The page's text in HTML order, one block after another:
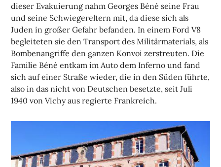
dieser Evakuierung nahm Georges Béné seine Frau
und seine Schwiegereltern mit, da diese sich als
Juden in großer Gefahr befanden. In einem Ford V8
begleiteten sie den Transport des Militärmaterials, als
Bombenangriffe den ganzen Konvoi zerstreuten. Die
Familie Béné entkam im Auto dem Inferno und fand
sich auf einer Straße wieder, die in den Süden führte,
also in das nicht von Deutschen besetzte, seit Juli
1940 von Vichy aus regierte Frankreich.